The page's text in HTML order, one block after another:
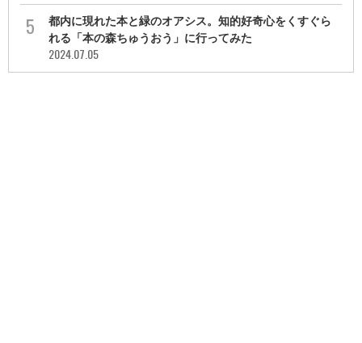
都内に現れた本と緑のオアシス。知的好奇心をくすぐら
れる「本の森ちゅうおう」に行ってみた
2024.07.05